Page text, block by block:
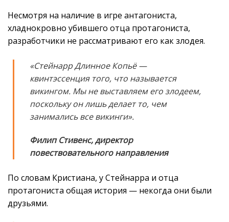
Несмотря на наличие в игре антагониста,
хладнокровно убившего отца протагониста,
разработчики не рассматривают его как злодея.
«Стейнарр Длинное Копьё —
квинтэссенция того, что называется
викингом. Мы не выставляем его злодеем,
поскольку он лишь делает то, чем
занимались все викинги».
Филип Стивенс, директор
повествовательного направления
По словам Кристиана, у Стейнарра и отца
протагониста общая история — некогда они были
друзьями.